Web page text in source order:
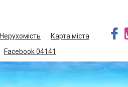
Нерухомість
Карта міста
Facebook 04141